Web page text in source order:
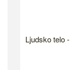
Ljudsko telo